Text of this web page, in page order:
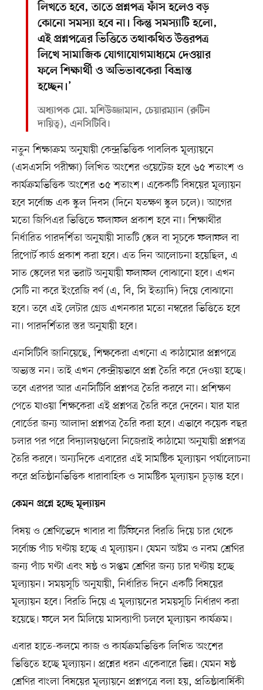
লিখতে হবে, তাতে প্রশ্নপত্র ফাঁস হলেও বড়
কোনো সমস্যা হবে না। কিন্তু সমস্যাটি হলো,
এই প্রশ্নপত্রের ভিত্তিতে তথাকথিত উত্তরপত্র
লিখে সামাজিক যোগাযোগমাধ্যমে দেওয়ার
ফলে শিক্ষার্থী ও অভিভাবকেরা বিভ্রান্ত
হচ্ছেন।’
অধ্যাপক মো. মশিউজ্জামান, চেয়ারম্যান (রুটিন
দায়িত্ব), এনসিটিবি।
নতুন শিক্ষাক্রম অনুযায়ী কেন্দ্রভিত্তিক পাবলিক মূল্যায়নে
(এসএসসি পরীক্ষা) লিখিত অংশের ওয়েটেজ হবে ৬৫ শতাংশ ও
কার্যক্রমভিত্তিক অংশের ৩৫ শতাংশ। একেকটি বিষয়ের মূল্যায়ন
হবে সর্বোচ্চ এক স্কুল দিবস (দিনে যতক্ষণ স্কুল চলে)। আগের
মতো জিপিএর ভিত্তিতে ফলাফল প্রকাশ হবে না। শিক্ষার্থীর
নির্ধারিত পারদর্শিতা অনুযায়ী সাতটি স্কেল বা সূচকে ফলাফল বা
রিপোর্ট কার্ড প্রকাশ করা হবে। এত দিন আলোচনা হয়েছিল, এ
সাত স্কেলের ঘর ভরাট অনুযায়ী ফলাফল বোঝানো হবে। এখন
সেটি না করে ইংরেজি বর্ণ (এ, বি, সি ইত্যাদি) দিয়ে বোঝানো
হবে। তবে এই লেটার গ্রেড এখনকার মতো নম্বরের ভিত্তিতে হবে
না। পারদর্শিতার স্তর অনুযায়ী হবে।
এনসিটিবি জানিয়েছে, শিক্ষকেরা এখনো এ কাঠামোর প্রশ্নপত্রে
অভ্যস্ত নন। তাই এখন কেন্দ্রীয়ভাবে প্রশ্ন তৈরি করে দেওয়া হচ্ছে।
তবে এরপর আর এনসিটিবি প্রশ্নপত্র তৈরি করবে না। প্রশিক্ষণ
পেতে যাওয়া শিক্ষকেরা এই প্রশ্নপত্র তৈরি করে দেবেন। যার যার
বোর্ডের জন্য আলাদা প্রশ্নপত্র তৈরি করা হবে। এভাবে কয়েক বছর
চলার পর পরে বিদ্যালয়গুলো নিজেরাই কাঠামো অনুযায়ী প্রশ্নপত্র
তৈরি করবে। অন্যদিকে এবারের এই সামষ্টিক মূল্যায়ন পর্যালোচনা
করে প্রতিষ্ঠানভিত্তিক ধারাবাহিক ও সামষ্টিক মূল্যায়ন চূড়ান্ত হবে।
কেমন প্রশ্নে হচ্ছে মূল্যায়ন
বিষয় ও শ্রেণিভেদে খাবার বা টিফিনের বিরতি দিয়ে চার থেকে
সর্বোচ্চ পাঁচ ঘণ্টায় হচ্ছে এ মূল্যায়ন। যেমন অষ্টম ও নবম শ্রেণির
জন্য পাঁচ ঘণ্টা এবং ষষ্ঠ ও সপ্তম শ্রেণির জন্য চার ঘণ্টায় হচ্ছে
মূল্যায়ন। সময়সূচি অনুযায়ী, নির্ধারিত দিনে একটি বিষয়ের
মূল্যায়ন হবে। বিরতি দিয়ে এ মূল্যায়নের সময়সূচি নির্ধারণ করা
হয়েছে। ফলে সব মিলিয়ে মাসব্যাপী চলবে মূল্যায়ন কার্যক্রম।
এবার হাতে-কলমে কাজ ও কার্যক্রমভিত্তিক লিখিত অংশের
ভিত্তিতে হচ্ছে মূল্যায়ন। প্রশ্নের ধরন একেবারে ভিন্ন। যেমন ষষ্ঠ
শ্রেণির বাংলা বিষয়ের মূল্যায়নে প্রশ্নপত্রে বলা হয়, প্রতিষ্ঠাবার্ষিকী